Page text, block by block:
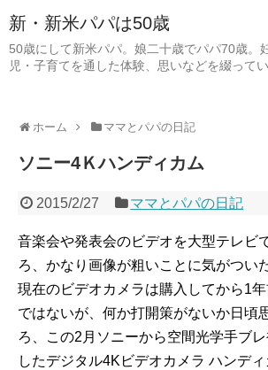
新・新米パパは50歳
50歳にして新米パパ。娘二十歳でパパ70歳。
児・子育てを通した体験、思いなどを綴ってい
ホーム ママとパパの日記
ソニー4Ｋハンディカム
2015/2/27 ママとパパの日記
音楽会や発表会のビデオを大型テレビ
ろ、かなり画像が粗いことに気がついた
現在のビデオカメラは購入してから1
ではないが、何か打開策がないか日頃
ろ、この2月ソニーから空間光学手ブ
したデジタル4Kビデオカメラ ハンデ